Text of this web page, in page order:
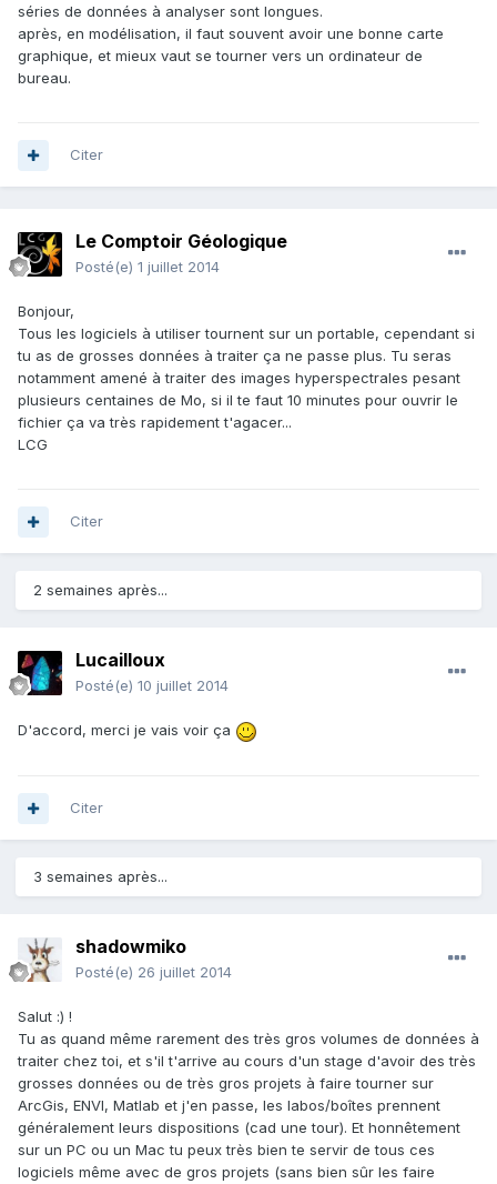
séries de données à analyser sont longues.
après, en modélisation, il faut souvent avoir une bonne carte
graphique, et mieux vaut se tourner vers un ordinateur de
bureau.
Citer
Le Comptoir Géologique
Posté(e) 1 juillet 2014
Bonjour,
Tous les logiciels à utiliser tournent sur un portable, cependant si
tu as de grosses données à traiter ça ne passe plus. Tu seras
notamment amené à traiter des images hyperspectrales pesant
plusieurs centaines de Mo, si il te faut 10 minutes pour ouvrir le
fichier ça va très rapidement t'agacer...
LCG
Citer
2 semaines après...
Lucailloux
Posté(e) 10 juillet 2014
D'accord, merci je vais voir ça
Citer
3 semaines après...
shadowmiko
Posté(e) 26 juillet 2014
Salut :) !
Tu as quand même rarement des très gros volumes de données à
traiter chez toi, et s'il t'arrive au cours d'un stage d'avoir des très
grosses données ou de très gros projets à faire tourner sur
ArcGis, ENVI, Matlab et j'en passe, les labos/boîtes prennent
généralement leurs dispositions (cad une tour). Et honnêtement
sur un PC ou un Mac tu peux très bien te servir de tous ces
logiciels même avec de gros projets (sans bien sûr les faire